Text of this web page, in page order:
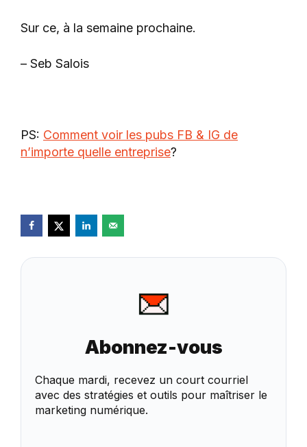
Sur ce, à la semaine prochaine.
– Seb Salois
PS: Comment voir les pubs FB & IG de
n’importe quelle entreprise?
Abonnez-vous
Chaque mardi, recevez un court courriel
avec des stratégies et outils pour maîtriser le
marketing numérique.